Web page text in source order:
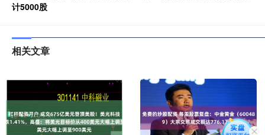
计5000股
相关文章